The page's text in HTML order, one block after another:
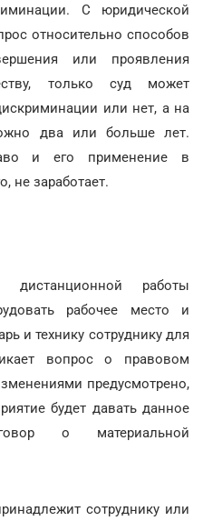
С юридической
относительно способов
или проявления
только суд может
или нет, а на
два или больше лет.
и его применение в
не заработает.
работы
рабочее место и
и технику сотруднику для
вопрос о правовом
предусмотрено,
будет давать данное
о материальной
сотруднику или